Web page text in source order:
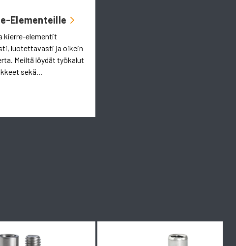
Elementeille
kierre-elementit
luotettavasti ja oikein
Meiltä löydät työkalut
sekä...